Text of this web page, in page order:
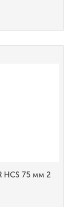
HCS 75 мм 2